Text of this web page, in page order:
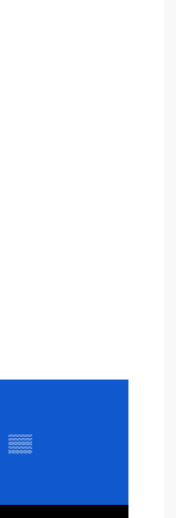
▒▒